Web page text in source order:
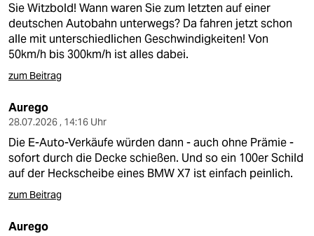
Sie Witzbold! Wann waren Sie zum letzten auf einer
deutschen Autobahn unterwegs? Da fahren jetzt schon
alle mit unterschiedlichen Geschwindigkeiten! Von
50km/h bis 300km/h ist alles dabei.
zum Beitrag
Aurego
28.07.2026 , 14:16 Uhr
Die E-Auto-Verkäufe würden dann - auch ohne Prämie -
sofort durch die Decke schießen. Und so ein 100er Schild
auf der Heckscheibe eines BMW X7 ist einfach peinlich.
zum Beitrag
Aurego